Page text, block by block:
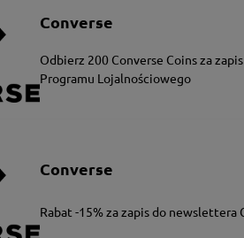
Converse
Odbierz 200 Converse Coins za
Programu Lojalnościowego
Converse
Rabat -15% za zapis do newslettera